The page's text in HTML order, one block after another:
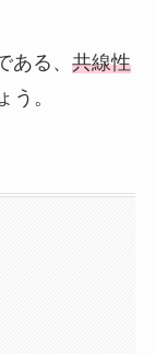
る、 共線性
う。